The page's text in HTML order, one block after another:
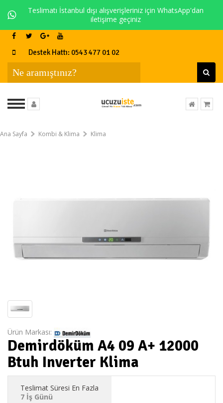
Teslimatı İstanbul dışı alışverişleriniz için WhatsApp'dan
iletişime geçiniz
Destek Hattı: 0543 477 01 02
Ana Sayfa Kombi & Klima Klima
Ürün Markası:
Demirdöküm A4 09 A+ 12000
Btuh Inverter Klima
Teslimat Süresi En Fazla
7 İş Günü